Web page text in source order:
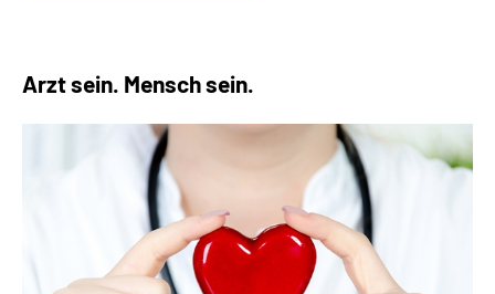
Arzt sein. Mensch sein.